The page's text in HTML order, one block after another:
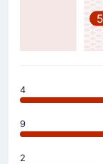
Carton
Le joueur
5
4
9
2